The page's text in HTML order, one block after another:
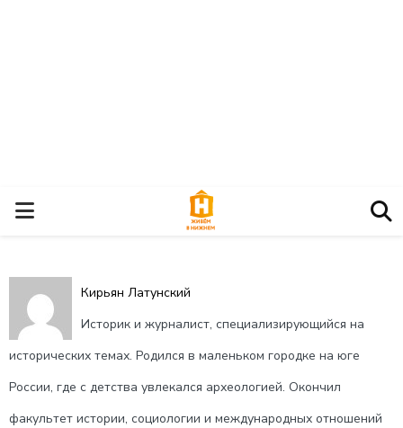
О
Н
О
Кирьян Латунский
Историк и журналист, специализирующийся на
исторических темах. Родился в маленьком городке на юге
России, где с детства увлекался археологией. Окончил
факультет истории, социологии и международных отношений